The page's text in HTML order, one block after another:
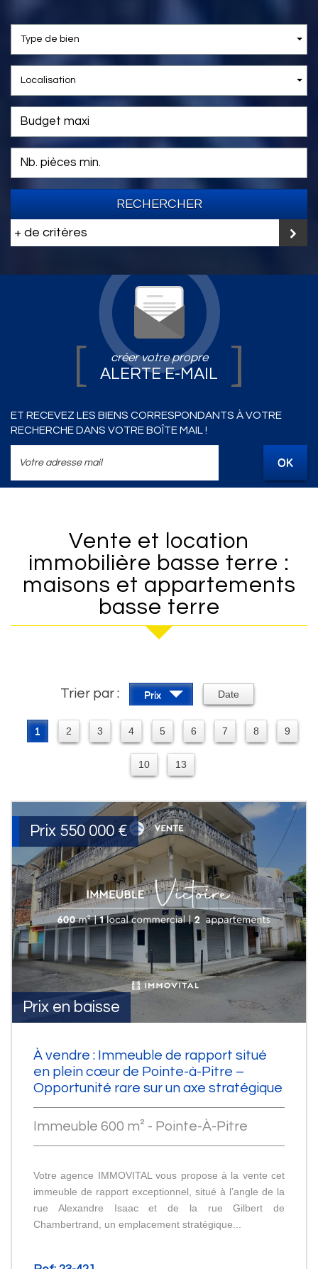
Type de bien
Localisation
RECHERCHER
+ de critères
créer votre propre
ALERTE E-MAIL
ET RECEVEZ LES BIENS CORRESPONDANTS À VOTRE
RECHERCHE DANS VOTRE BOÎTE MAIL !
OK
Vente et location
immobilière basse terre :
maisons et appartements
basse terre
Trier par : Prix Date
1 2 3 4 5 6 7 8 9
10 13
Prix en baisse
Prix 550 000 €
À vendre : Immeuble de rapport situé
en plein cœur de Pointe-à-Pitre –
Opportunité rare sur un axe stratégique
Immeuble 600 m² - Pointe-À-Pitre
Votre agence IMMOVITAL vous propose à la vente cet
immeuble de rapport exceptionnel, situé à l’angle de la
rue Alexandre Isaac et de la rue Gilbert de
Chambertrand, un emplacement stratégique...